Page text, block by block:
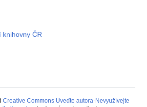
knihovny ČR
Creative Commons Uveďte autora-Nevyužívejte